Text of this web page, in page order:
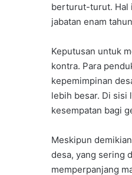
berturut-turut. Hal
jabatan enam
Keputusan untuk
kontra. Para
kepemimpinan
lebih besar. Di sisi
kesempatan bagi
Meskipun
desa, yang sering
memperpanjang